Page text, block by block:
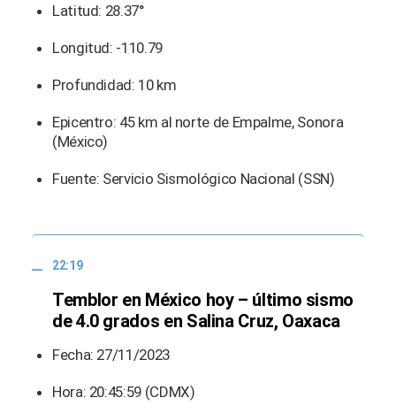
Latitud: 28.37°
Longitud: -110.79
Profundidad: 10 km
Epicentro: 45 km al norte de Empalme, Sonora
(México)
Fuente: Servicio Sismológico Nacional (SSN)
22:19
Temblor en México hoy – último sismo
de 4.0 grados en Salina Cruz, Oaxaca
Fecha: 27/11/2023
Hora: 20:45:59 (CDMX)